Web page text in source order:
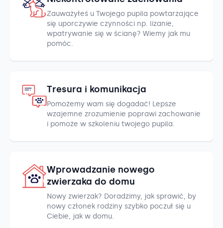
Zauważyłeś u Twojego pupila powtarzające
się uporczywie czynności np. lizanie,
wpatrywanie się w ścianę? Wiemy jak mu
pomóc.
Tresura i komunikacja
Pomożemy wam się dogadać! Lepsze
wzajemne zrozumienie poprawi zachowanie
i pomoże w szkoleniu twojego pupila.
Wprowadzanie nowego
zwierzaka do domu
Nowy zwierzak? Doradzimy, jak sprawić, by
nowy członek rodziny szybko poczuł się u
Ciebie, jak w domu.